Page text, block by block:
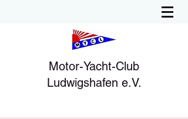
Motor-Yacht-Club
Ludwigshafen e.V.